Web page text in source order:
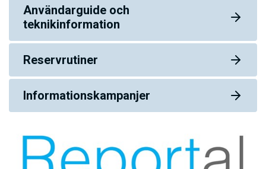
Användarguide och
teknikinformation
Reservrutiner
Informationskampanjer